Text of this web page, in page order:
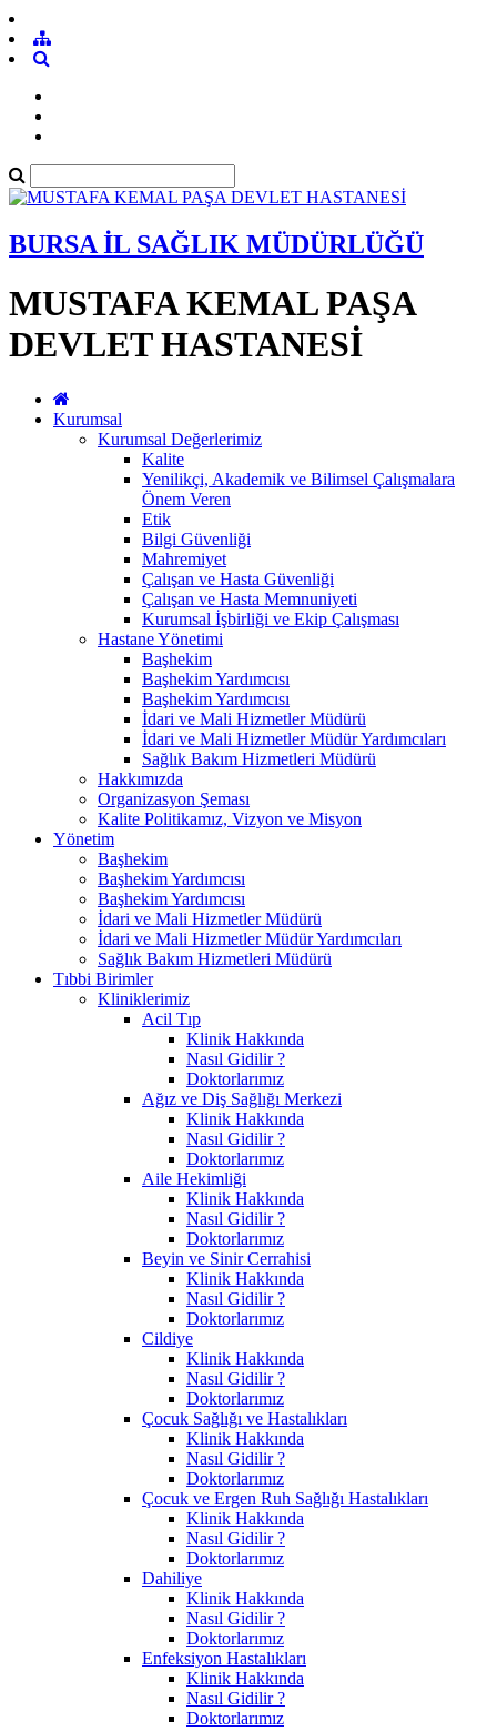
BURSA İL SAĞLIK MÜDÜRLÜĞÜ
MUSTAFA KEMAL PAŞA
DEVLET HASTANESİ
Kurumsal
Kurumsal Değerlerimiz
Kalite
Yenilikçi, Akademik ve Bilimsel Çalışmalara
Önem Veren
Etik
Bilgi Güvenliği
Mahremiyet
Çalışan ve Hasta Güvenliği
Çalışan ve Hasta Memnuniyeti
Kurumsal İşbirliği ve Ekip Çalışması
Hastane Yönetimi
Başhekim
Başhekim Yardımcısı
Başhekim Yardımcısı
İdari ve Mali Hizmetler Müdürü
İdari ve Mali Hizmetler Müdür Yardımcıları
Sağlık Bakım Hizmetleri Müdürü
Hakkımızda
Organizasyon Şeması
Kalite Politikamız, Vizyon ve Misyon
Yönetim
Başhekim
Başhekim Yardımcısı
Başhekim Yardımcısı
İdari ve Mali Hizmetler Müdürü
İdari ve Mali Hizmetler Müdür Yardımcıları
Sağlık Bakım Hizmetleri Müdürü
Tıbbi Birimler
Kliniklerimiz
Acil Tıp
Klinik Hakkında
Nasıl Gidilir ?
Doktorlarımız
Ağız ve Diş Sağlığı Merkezi
Klinik Hakkında
Nasıl Gidilir ?
Doktorlarımız
Aile Hekimliği
Klinik Hakkında
Nasıl Gidilir ?
Doktorlarımız
Beyin ve Sinir Cerrahisi
Klinik Hakkında
Nasıl Gidilir ?
Doktorlarımız
Cildiye
Klinik Hakkında
Nasıl Gidilir ?
Doktorlarımız
Çocuk Sağlığı ve Hastalıkları
Klinik Hakkında
Nasıl Gidilir ?
Doktorlarımız
Çocuk ve Ergen Ruh Sağlığı Hastalıkları
Klinik Hakkında
Nasıl Gidilir ?
Doktorlarımız
Dahiliye
Klinik Hakkında
Nasıl Gidilir ?
Doktorlarımız
Enfeksiyon Hastalıkları
Klinik Hakkında
Nasıl Gidilir ?
Doktorlarımız